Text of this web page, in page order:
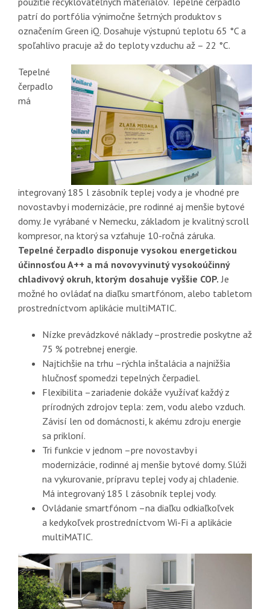
patrí do portfólia výnimočne šetrných produktov s
označením Green iQ. Dosahuje výstupnú teplotu 65 °C a
spoľahlivo pracuje až do teploty vzduchu až – 22 °C.
Tepelné
čerpadlo
má
integrovaný 185 l zásobník teplej vody a je vhodné pre
novostavby i modernizácie, pre rodinné aj menšie bytové
domy. Je vyrábané v Nemecku, základom je kvalitný scroll
kompresor, na ktorý sa vzťahuje 10-ročná záruka.
Tepelné čerpadlo disponuje vysokou energetickou
účinnosťou A++ a má novovyvinutý vysokoúčinný
chladivový okruh, ktorým dosahuje vyššie COP. Je
možné ho ovládať na diaľku smartfónom, alebo tabletom
prostredníctvom aplikácie multiMATIC.
Nízke prevádzkové náklady –prostredie poskytne až
75 % potrebnej energie.
Najtichšie na trhu –rýchla inštalácia a najnižšia
hlučnosť spomedzi tepelných čerpadiel.
Flexibilita –zariadenie dokáže využívať každý z
prírodných zdrojov tepla: zem, vodu alebo vzduch.
Závisí len od domácnosti, k akému zdroju energie
sa prikloní.
Tri funkcie v jednom –pre novostavby i
modernizácie, rodinné aj menšie bytové domy. Slúži
na vykurovanie, prípravu teplej vody aj chladenie.
Má integrovaný 185 l zásobník teplej vody.
Ovládanie smartfónom –na diaľku odkiaľkoľvek
a kedykoľvek prostredníctvom Wi-Fi a aplikácie
multiMATIC.